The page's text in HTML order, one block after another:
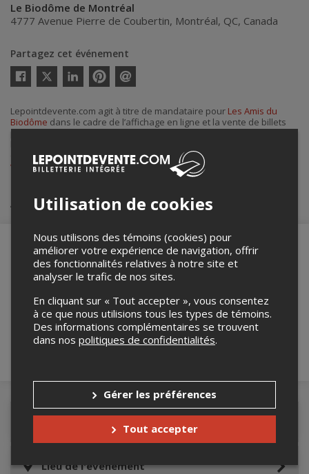
Le Biodôme de Montréal
4777 Avenue Pierre de Coubertin, Montréal, QC, Canada
Partagez cet événement
Twitter
courriel
Lepointdevente.com agit à titre de mandataire pour Les Amis du
Biodôme dans le cadre de l’affichage en ligne et la vente de billets
pour ses événements.
contacter l’organisateur de l’événement,Les Amis du Biodôme
virginie.langlois.ext@montreal.ca.
Achat de billets
Merci de confirmer que vous n'êtes pas un
Lieu de l'événement
Utilisation de cookies
Nous utilisons des témoins (cookies) pour
améliorer votre expérience de navigation, offrir
des fonctionnalités relatives à notre site et
analyser le trafic de nos sites.
En cliquant sur « Tout accepter », vous consentez
à ce que nous utilisions tous les types de témoins.
Des informations complémentaires se trouvent
dans nos politiques de confidentialités.
Gérer les préférences
Tout accepter